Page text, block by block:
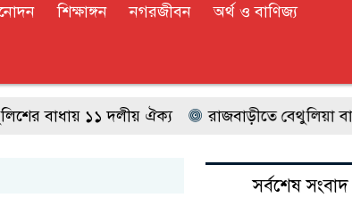
শিক্ষাঙ্গন নগরজীবন অর্থ ও বাণিজ্য
বাধায় ১১ দলীয় ঐক্য রাজবাড়ীতে বেথুলিয়া
সর্বশেষ সংবাদ